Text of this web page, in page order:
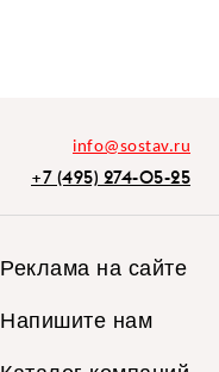
info@sostav.ru
+7 (495) 274-05-25
Реклама на сайте
Напишите нам